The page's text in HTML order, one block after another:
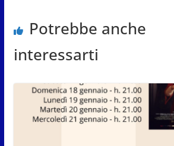
Potrebbe anche
interessarti